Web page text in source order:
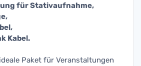
für Stativaufnahme,
Kabel.
Paket für Veranstaltungen